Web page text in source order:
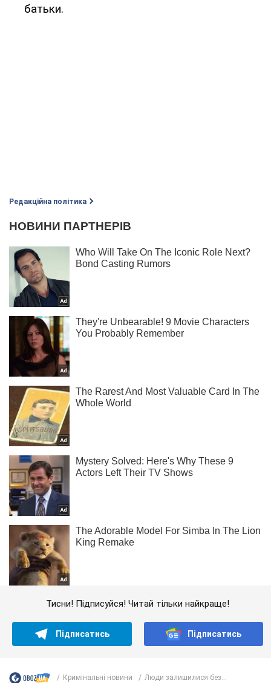
батьки.
Редакційна політика
Тисни! Підписуйся! Читай тільки найкраще!
Підписатись Підписатись
Кримінальні новини Люди залишилися без...